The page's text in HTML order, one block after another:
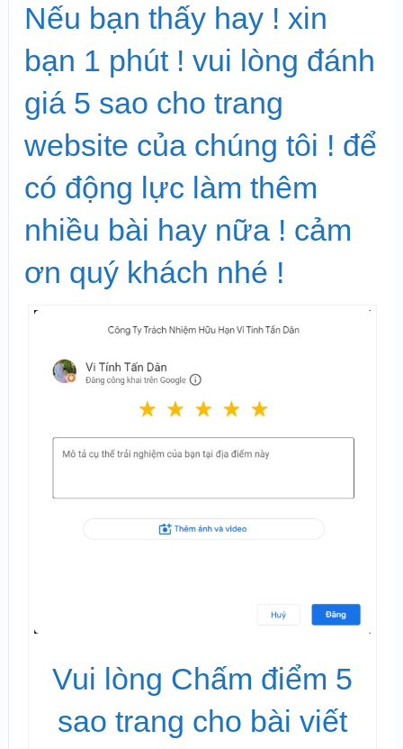
Nếu bạn thấy hay ! xin
bạn 1 phút ! vui lòng đánh
giá 5 sao cho trang
website của chúng tôi ! để
có động lực làm thêm
nhiều bài hay nữa ! cảm
ơn quý khách nhé !
Vui lòng Chấm điểm 5
sao trang cho bài viết